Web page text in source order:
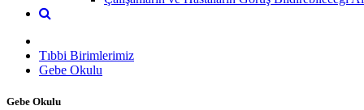
Tıbbi Birimlerimiz
Gebe Okulu
Gebe Okulu